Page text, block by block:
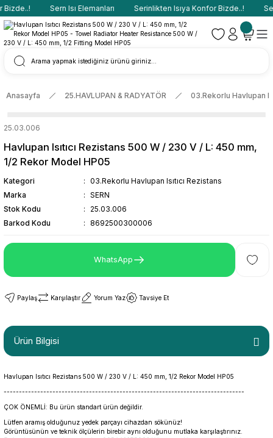
Sern Isı Elemanları Serinlikten Isıya Konfor Bizde..!
Anasayfa 25.HAVLUPAN & RADYATÖR 03.Rekorlu Havlupan
25.03.006
Havlupan Isıtıcı Rezistans 500 W / 230 V / L: 450 mm,
1/2 Rekor Model HP05
Kategori
03.Rekorlu Havlupan Isıtıcı Rezistans
Marka
SERN
Stok Kodu
25.03.006
Barkod Kodu
8692500300006
WhatsApp
Paylaş Karşılaştır Yorum Yaz Tavsiye Et
Ürün Bilgisi
Havlupan Isıtıcı Rezistans 500 W / 230 V / L: 450 mm, 1/2 Rekor Model HP05
-------------------------------------------------------------------------------
ÇOK ÖNEMLİ: Bu ürün standart ürün değildir.
Lütfen aramış olduğunuz yedek parçayı cihazdan sökünüz!
Görüntüsünün ve teknik ölçülerin birebir aynı olduğunu mutlaka karşılaştırınız.